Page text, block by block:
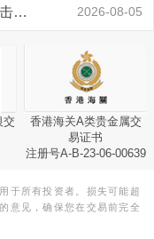
领峰金评：静待小非农指引 黄金或一击破局 2026-08-05
交
香港海关A类贵金属交
易证书
注册号A-B-23-06-00639
于所有投资者。损失可能超
意见，确保您在交易前完全